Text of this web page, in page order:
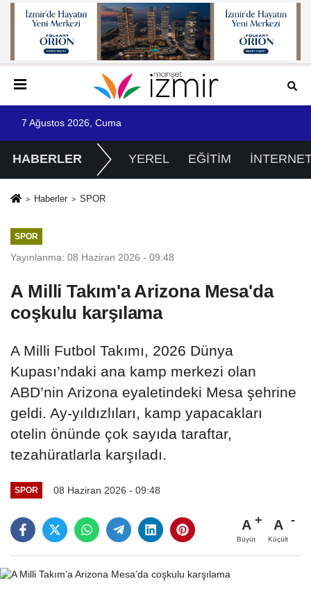
7 Ağustos 2026, Cuma
HABERLER YEREL EĞİTİM
Haberler SPOR
SPOR
Yayınlanma: 08 Haziran 2026 - 09:48
A Milli Takım'a Arizona Mesa'da
coşkulu karşılama
A Milli Futbol Takımı, 2026 Dünya
Kupası’ndaki ana kamp merkezi olan
ABD’nin Arizona eyaletindeki Mesa şehrine
geldi. Ay-yıldızlıları, kamp yapacakları
otelin önünde çok sayıda taraftar,
tezahüratlarla karşıladı.
SPOR 08 Haziran 2026 - 09:48
A
Büyüt
A
Küçült